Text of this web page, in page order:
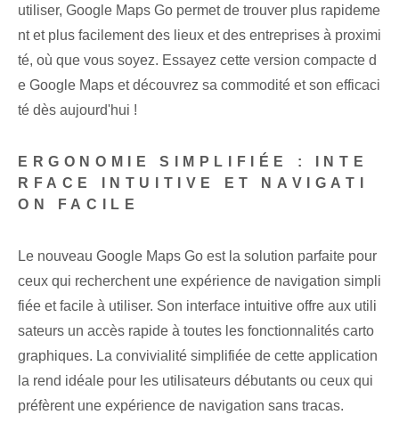
utiliser, Google Maps Go permet de trouver plus rapideme
nt et plus facilement des lieux et des entreprises à proximi
té, où que vous soyez. Essayez cette version compacte⁢ d
e Google Maps et découvrez sa commodité et son efficaci
té dès aujourd'hui !
ERGONOMIE SIMPLIFIÉE : INTE
RFACE INTUITIVE ET NAVIGATI
ON FACILE
Le nouveau Google Maps Go est la solution parfaite pour
ceux qui recherchent une expérience de navigation simpli
fiée et facile à utiliser. Son interface intuitive offre aux utili
sateurs un accès rapide à toutes les fonctionnalités carto
graphiques. La convivialité simplifiée de cette application
la rend idéale pour les utilisateurs débutants ou ceux qui
préfèrent une expérience de navigation sans tracas.